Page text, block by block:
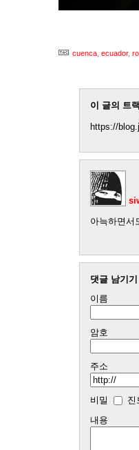
cuenca ecuador,
이 글의 트
https://
아늑하면서
댓글 남기기
이름
암호
주소
비밀
진
내용